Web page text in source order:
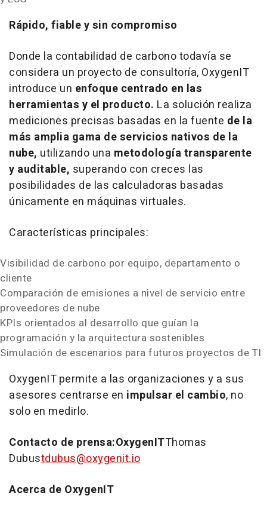
Rápido, fiable y sin compromiso
Donde la contabilidad de carbono todavía se
considera un proyecto de consultoría, OxygenIT
introduce un enfoque centrado en las
herramientas y el producto. La solución realiza
mediciones precisas basadas en la fuente de la
más amplia gama de servicios nativos de la
nube, utilizando una metodología transparente
y auditable, superando con creces las
posibilidades de las calculadoras basadas
únicamente en máquinas virtuales.
Características principales:
Visibilidad de carbono por equipo, departamento o
cliente
Comparación de emisiones a nivel de servicio entre
proveedores de nube
KPIs orientados al desarrollo que guían la
programación y la arquitectura sostenibles
Simulación de escenarios para futuros proyectos de TI
OxygenIT permite a las organizaciones y a sus
asesores centrarse en impulsar el cambio, no
solo en medirlo.
Contacto de prensa:OxygenITThomas
Dubustdubus@oxygenit.io
Acerca de OxygenIT